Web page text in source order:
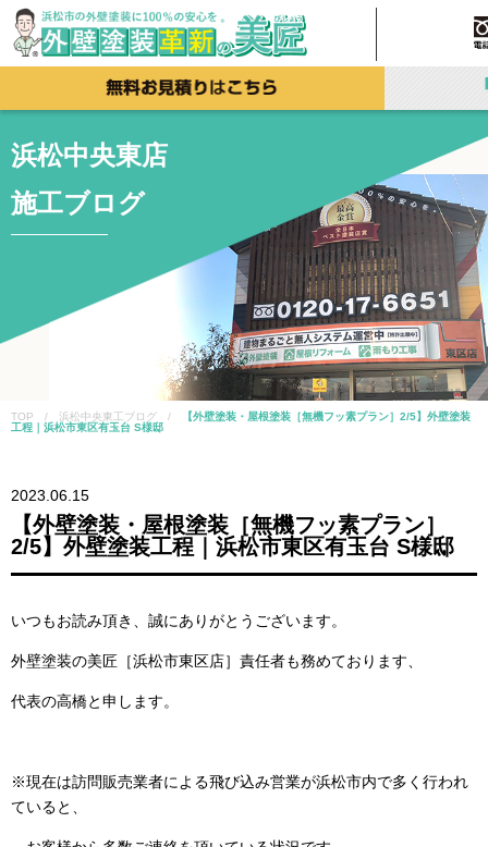
浜松中央東店
施工ブログ
TOP / 浜松中央東工ブログ /
【外壁塗装・屋根塗装［無機フッ素プラン］2/5】外壁塗装
工程｜浜松市東区有玉台 S様邸
2023.06.15
【外壁塗装・屋根塗装［無機フッ素プラン］
2/5】外壁塗装工程｜浜松市東区有玉台 S様邸
いつもお読み頂き、誠にありがとうございます。
外壁塗装の美匠［浜松市東区店］責任者も務めております、
代表の高橋と申します。
※現在は訪問販売業者による飛び込み営業が浜松市内で多く行われ
ていると、